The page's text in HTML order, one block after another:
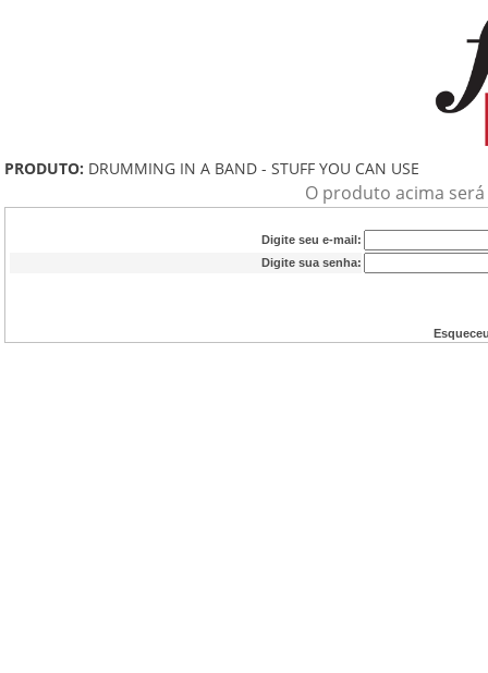
PRODUTO: DRUMMING IN A BAND - STUFF YOU CAN USE
O produto acima
Digite seu e-mail:
Digite sua senha: